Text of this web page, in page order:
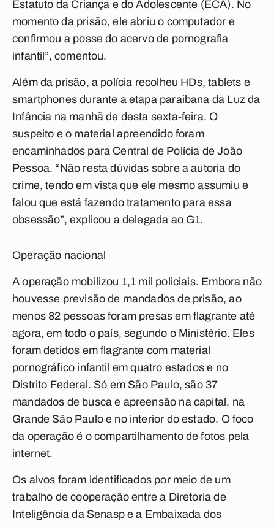
Estatuto da Criança e do Adolescente (ECA). No
momento da prisão, ele abriu o computador e
confirmou a posse do acervo de pornografia
infantil”, comentou.
Além da prisão, a polícia recolheu HDs, tablets e
smartphones durante a etapa paraibana da Luz da
Infância na manhã de desta sexta-feira. O
suspeito e o material apreendido foram
encaminhados para Central de Polícia de João
Pessoa. “Não resta dúvidas sobre a autoria do
crime, tendo em vista que ele mesmo assumiu e
falou que está fazendo tratamento para essa
obsessão”, explicou a delegada ao G1.
Operação nacional
A operação mobilizou 1,1 mil policiais. Embora não
houvesse previsão de mandados de prisão, ao
menos 82 pessoas foram presas em flagrante até
agora, em todo o país, segundo o Ministério. Eles
foram detidos em flagrante com material
pornográfico infantil em quatro estados e no
Distrito Federal. Só em São Paulo, são 37
mandados de busca e apreensão na capital, na
Grande São Paulo e no interior do estado. O foco
da operação é o compartilhamento de fotos pela
internet.
Os alvos foram identificados por meio de um
trabalho de cooperação entre a Diretoria de
Inteligência da Senasp e a Embaixada dos